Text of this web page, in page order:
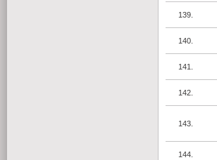
139.
140.
141.
142.
143.
144.